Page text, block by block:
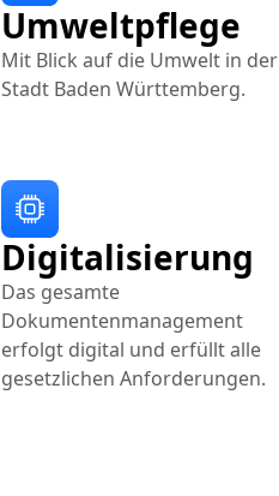
Digitalisierung
Das gesamte
Dokumentenmanagement
erfolgt digital und erfüllt alle
gesetzlichen Anforderungen.
Umweltpflege
Mit Blick auf die Umwelt in der
Stadt Baden Württemberg.